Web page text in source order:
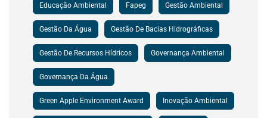
Educação Ambiental Fapeg Gestão Ambiental
Gestão Da Água Gestão De Bacias Hidrográficas
Gestão De Recursos Hídricos Governança Ambiental
Governança Da Água
Green Apple Environment Award Inovação Ambiental